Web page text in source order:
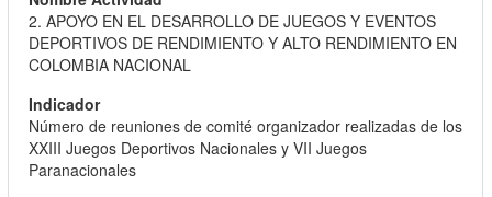
2. APOYO EN EL DESARROLLO DE JUEGOS Y EVENTOS
DEPORTIVOS DE RENDIMIENTO Y ALTO RENDIMIENTO EN
COLOMBIA NACIONAL
Número de reuniones de comité organizador realizadas de los
XXIII Juegos Deportivos Nacionales y VII Juegos
Paranacionales